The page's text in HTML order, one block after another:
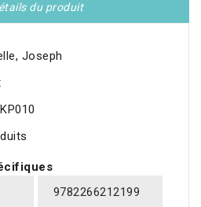
du produit
Joseph
9782266212199